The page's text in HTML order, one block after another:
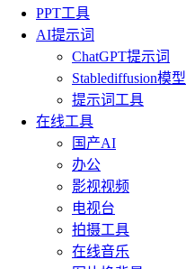
PPT工具
AI提示词
ChatGPT提示词
Stablediffusion模型
提示词工具
在线工具
国产AI
办公
影视视频
电视台
拍摄工具
在线音乐